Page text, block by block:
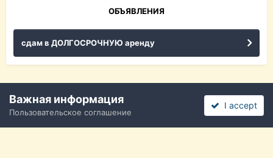
ОБЪЯВЛЕНИЯ
сдам в ДОЛГОСРОЧНУЮ аренду
Важная информация
Пользовательское соглашение
I accept